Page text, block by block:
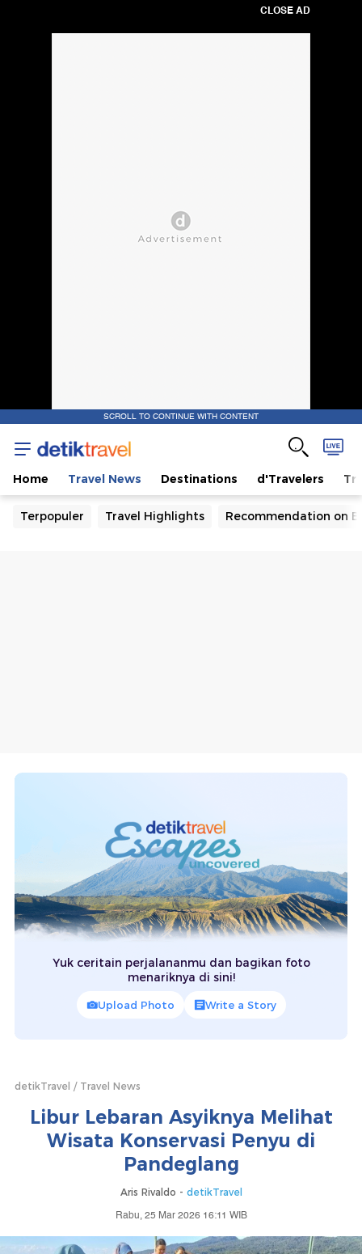
CLOSE AD
SCROLL TO CONTINUE WITH CONTENT
Home Travel News Destinations d'Travelers
Terpopuler Travel Highlights Recommendation on
Yuk ceritain perjalananmu dan bagikan foto
menariknya di sini!
Upload Photo Write a Story
detikTravel Travel News
Libur Lebaran Asyiknya Melihat
Wisata Konservasi Penyu di
Pandeglang
Aris Rivaldo - detikTravel
Rabu, 25 Mar 2026 16:11 WIB